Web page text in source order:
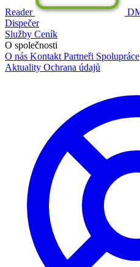
Reader
Dispečer
Služby Ceník
O společnosti
O nás Kontakt Partneři Spolupráce
Aktuality Ochrana údajů